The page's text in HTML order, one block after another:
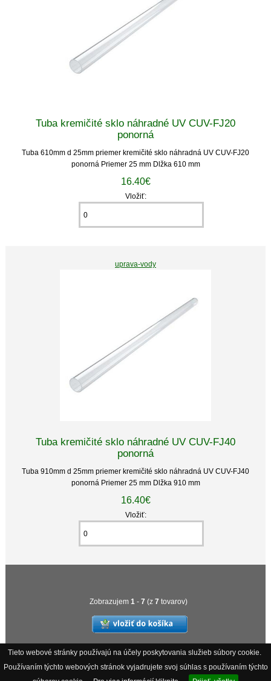
Tuba kremičité sklo náhradné UV CUV-FJ20
ponorná
Tuba 610mm d 25mm priemer kremičité sklo náhradná UV CUV-FJ20
ponorná Priemer 25 mm Dlžka 610 mm
16.40€
Vložiť:
uprava-vody
Tuba kremičité sklo náhradné UV CUV-FJ40
ponorná
Tuba 910mm d 25mm priemer kremičité sklo náhradná UV CUV-FJ40
ponorná Priemer 25 mm Dlžka 910 mm
16.40€
Vložiť:
Zobrazujem 1 - 7 (z 7 tovarov)
Tieto webové stránky používajú na účely poskytovania služieb súbory cookie.
Používaním týchto webových stránok vyjadrujete svoj súhlas s používaním týchto